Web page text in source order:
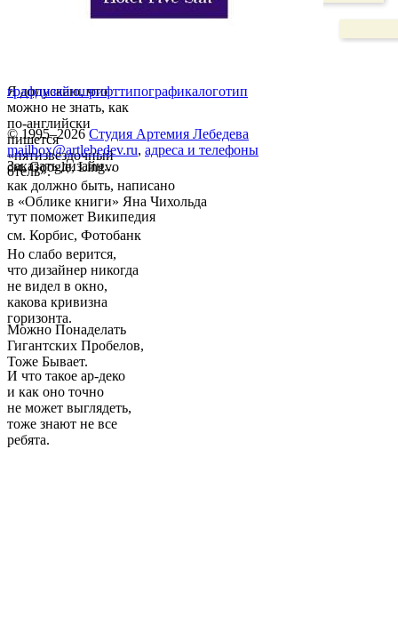
Я допускаю, что
можно не знать, как
по-английски
пишется
«пятизвездочный
отель».
см. Google, Lingvo
как должно быть, написано
в «Облике книги» Яна Чихольда
тут поможет Википедия
см. Корбис, Фотобанк
Но слабо верится,
что дизайнер никогда
не видел в окно,
какова кривизна
горизонта.
Можно Понаделать
Гигантских Пробелов,
Тоже Бывает.
И что такое ар-деко
и как оно точно
не может выглядеть,
тоже знают не все
ребята.
графдизайншрифттипографикалоготип
© 1995–2026 Студия Артемия Лебедева
mailbox@artlebedev.ru, адреса и телефоны
Заказать дизайн...